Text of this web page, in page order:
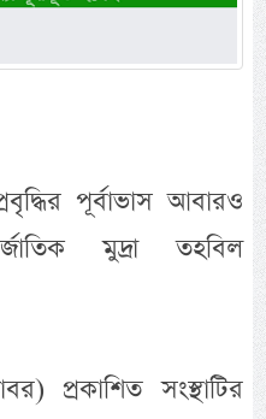
পূর্বাভাস আবারও
মুদ্রা তহবিল
প্রকাশিত সংস্থাটির